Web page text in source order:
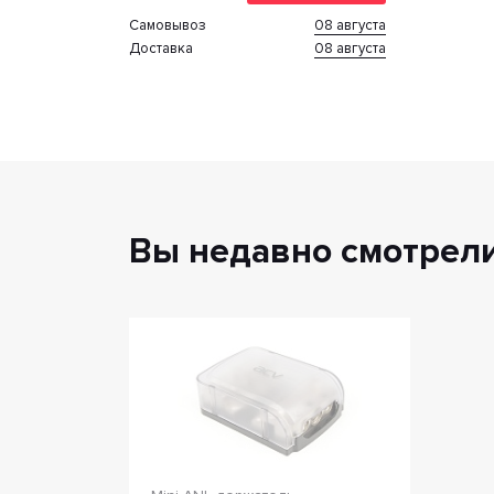
Cамовывоз
08 августа
Доставка
08 августа
Вы недавно